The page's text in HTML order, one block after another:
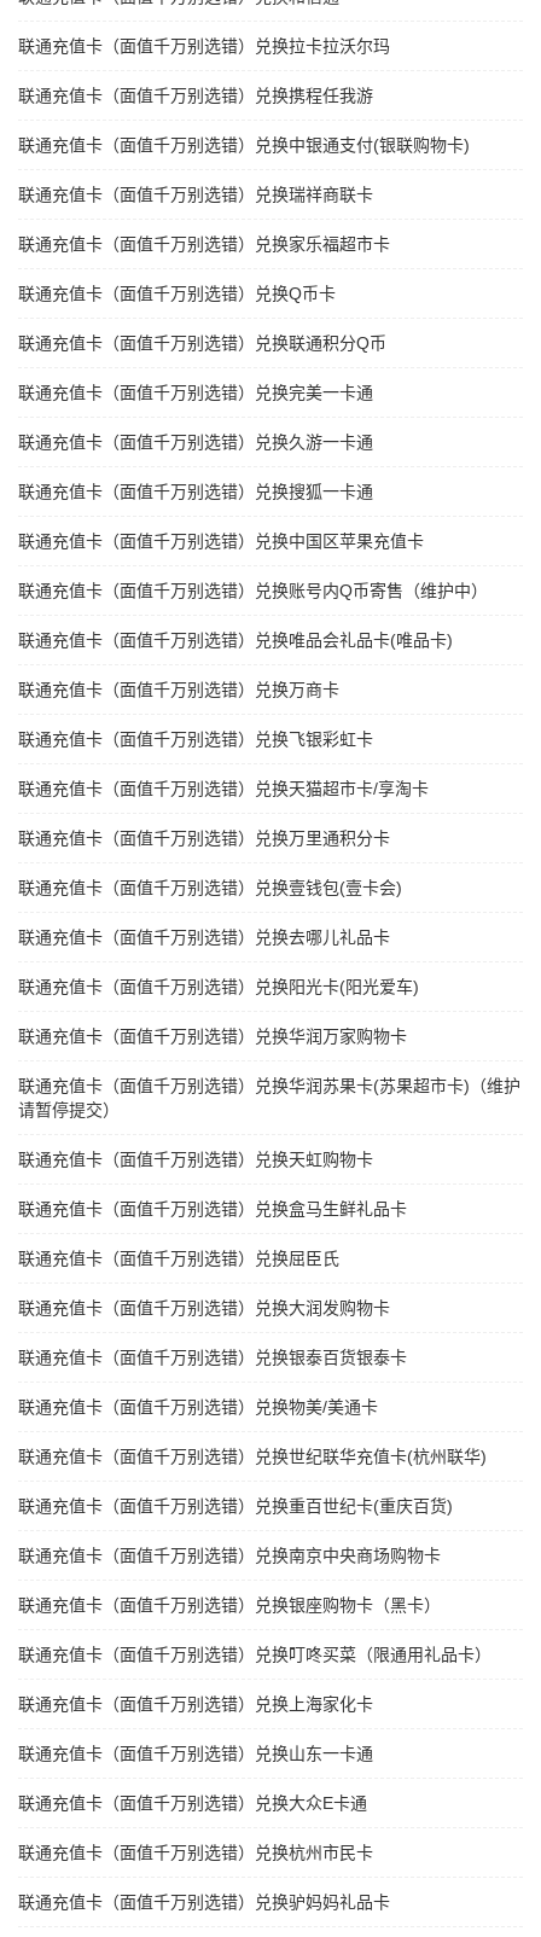
联通充值卡（面值千万别选错）兑换拉卡拉沃尔玛
联通充值卡（面值千万别选错）兑换携程任我游
联通充值卡（面值千万别选错）兑换中银通支付(银联购物卡)
联通充值卡（面值千万别选错）兑换瑞祥商联卡
联通充值卡（面值千万别选错）兑换家乐福超市卡
联通充值卡（面值千万别选错）兑换Q币卡
联通充值卡（面值千万别选错）兑换联通积分Q币
联通充值卡（面值千万别选错）兑换完美一卡通
联通充值卡（面值千万别选错）兑换久游一卡通
联通充值卡（面值千万别选错）兑换搜狐一卡通
联通充值卡（面值千万别选错）兑换中国区苹果充值卡
联通充值卡（面值千万别选错）兑换账号内Q币寄售（维护中）
联通充值卡（面值千万别选错）兑换唯品会礼品卡(唯品卡)
联通充值卡（面值千万别选错）兑换万商卡
联通充值卡（面值千万别选错）兑换飞银彩虹卡
联通充值卡（面值千万别选错）兑换天猫超市卡/享淘卡
联通充值卡（面值千万别选错）兑换万里通积分卡
联通充值卡（面值千万别选错）兑换壹钱包(壹卡会)
联通充值卡（面值千万别选错）兑换去哪儿礼品卡
联通充值卡（面值千万别选错）兑换阳光卡(阳光爱车)
联通充值卡（面值千万别选错）兑换华润万家购物卡
联通充值卡（面值千万别选错）兑换华润苏果卡(苏果超市卡)（维护
请暂停提交）
联通充值卡（面值千万别选错）兑换天虹购物卡
联通充值卡（面值千万别选错）兑换盒马生鲜礼品卡
联通充值卡（面值千万别选错）兑换屈臣氏
联通充值卡（面值千万别选错）兑换大润发购物卡
联通充值卡（面值千万别选错）兑换银泰百货银泰卡
联通充值卡（面值千万别选错）兑换物美/美通卡
联通充值卡（面值千万别选错）兑换世纪联华充值卡(杭州联华)
联通充值卡（面值千万别选错）兑换重百世纪卡(重庆百货)
联通充值卡（面值千万别选错）兑换南京中央商场购物卡
联通充值卡（面值千万别选错）兑换银座购物卡（黑卡）
联通充值卡（面值千万别选错）兑换叮咚买菜（限通用礼品卡）
联通充值卡（面值千万别选错）兑换上海家化卡
联通充值卡（面值千万别选错）兑换山东一卡通
联通充值卡（面值千万别选错）兑换大众E卡通
联通充值卡（面值千万别选错）兑换杭州市民卡
联通充值卡（面值千万别选错）兑换驴妈妈礼品卡